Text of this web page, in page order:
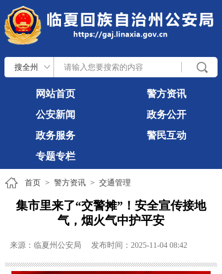
搜全州
网站首页
警方资讯
公安新闻
政务公开
政务服务
警民互动
专题专栏
首页 > 警方资讯 > 交通管理
集市里来了“交警摊”！安全宣传接地
气，烟火气中护平安
来源：临夏州公安局 发布时间：2025-11-04 08:42